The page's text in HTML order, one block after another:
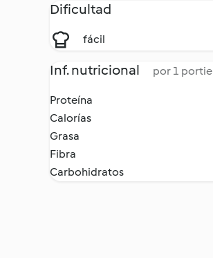
Dificultad
fácil
Inf. nutricional por 1 portie
Proteína
Calorías
Grasa
Fibra
Carbohidratos